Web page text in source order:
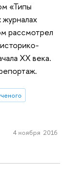
«Типы
рассмотрел
XX века.
4 ноября 2016